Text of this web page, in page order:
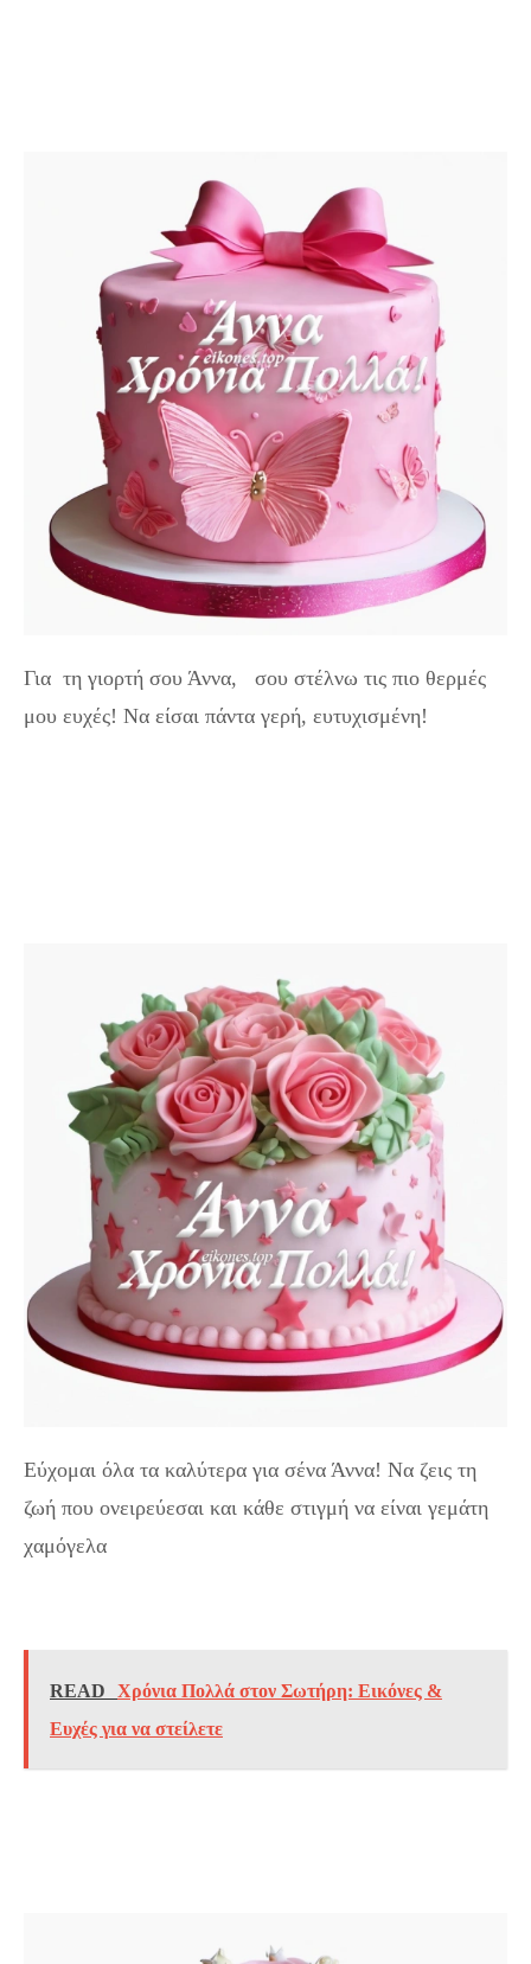
Για τη γιορτή σου Άννα, σου στέλνω τις πιο θερμές
μου ευχές! Να είσαι πάντα γερή, ευτυχισμένη!
Εύχομαι όλα τα καλύτερα για σένα Άννα! Να ζεις τη
ζωή που ονειρεύεσαι και κάθε στιγμή να είναι γεμάτη
χαμόγελα
READ
Χρόνια Πολλά στον Σωτήρη: Εικόνες &
Ευχές για να στείλετε